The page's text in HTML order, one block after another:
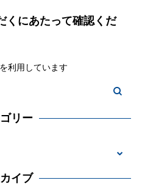
くにあたって確認くだ
利用しています
リー
イブ